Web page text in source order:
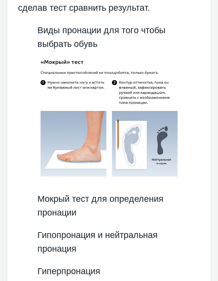
сделав тест сравнить результат.
Виды пронации для того чтобы
выбрать обувь
Мокрый тест для определения
пронации
Гипопронация и нейтральная
пронация
Гиперпронация